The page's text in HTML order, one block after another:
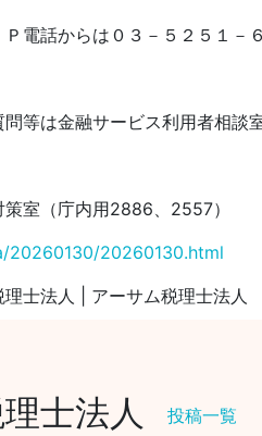
電話からは０３－５２５１－６
等は金融サービス利用者相談
室（庁内用2886、2557）
20260130.html
士法人 | アーサム税理士法人
士法人 投稿一覧